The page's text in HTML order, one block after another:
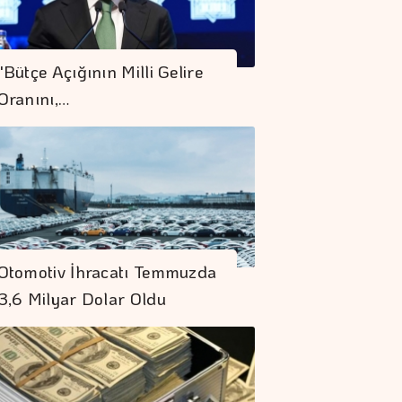
Açığının Milli Gelire
İhracatı Temmuzda
Milyar Dolar Oldu